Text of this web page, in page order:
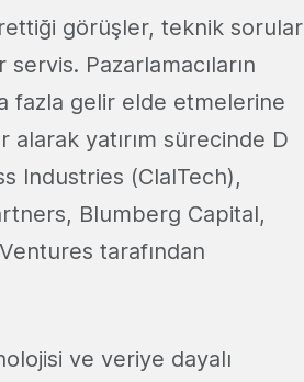
görüşler, teknik sorular
Pazarlamacıların
fazla gelir elde etmelerine
alarak yatırım sürecinde D
Industries (ClalTech),
Blumberg Capital,
tarafından
ve veriye dayalı